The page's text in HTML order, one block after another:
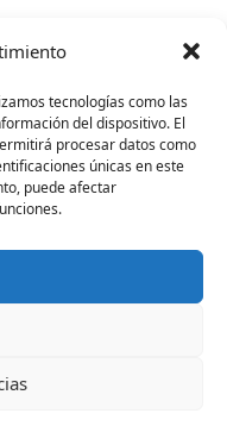
tecnologías como las
del dispositivo. El
procesar datos como
únicas en este
puede afectar
Ir a noticia siguiente
de odio
LGTBI+ también